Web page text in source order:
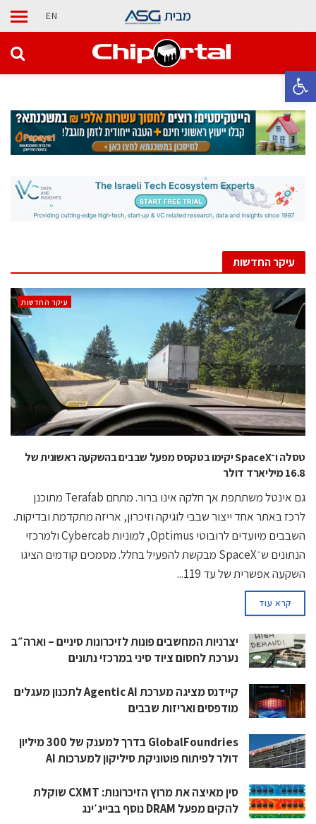
פתח סרגל נגישות
מבית EN
עיקר החדשות
עיקר החדשות
טסלה ו־SpaceX יקימו בטקסס מפעל שבבים בהשקעה ראשונית של
16.8 מיליארד דולר
גם אינטל משתתפת אך חלקה אינו ברור. מתחם Terafab מתוכנן
לרכז באתר אחד ייצור שבבי לוגיקה וזיכרון, אריזה מתקדמת ובדיקות.
השבבים מיועדים לרובוטי Optimus, למוניות Cybercab ולמרכזי
הנתונים ש־SpaceX מבקשת להפעיל בחלל. מסמכים קודמים הציגו
השקעה אפשרית של עד 119...
קרא עוד
יצרניות המחשבים פונות לזיכרונות סיניים – וארה״ב
נערכת לחסום ציוד סיני במרכזי נתונים
קיידנס מציגה מערכת Agentic AI לתכנון מעגלים
מודפסים ואריזות שבבים
GlobalFoundries בדרך למענק של 300 מיליון
דולר לפיתוח פוטוניקת סיליקון למערכות AI
סין מאיצה את מרוץ הזיכרונות: CXMT שוקלת
להקים מפעל DRAM נוסף בבייג׳ינג